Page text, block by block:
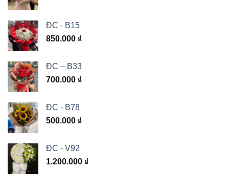
ĐC - B15
850.000 ₫
ĐC – B33
700.000 ₫
ĐC - B78
500.000 ₫
ĐC - V92
1.200.000 ₫